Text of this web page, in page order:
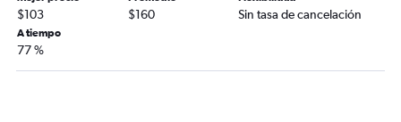
$103 $160 Sin tasa de cancelación
A tiempo
77 %